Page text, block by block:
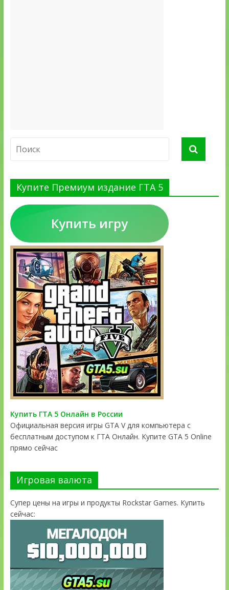
Купите Премиум издание ГТА 5
Купить игру
Купить ГТА 5 Онлайн в России
Официальная версия игры GTA V для компьютера с
бесплатным доступом к ГТА Онлайн. Купите GTA 5 Online
прямо сейчас
Игровая валюта
Супер цены на игры и продукты Rockstar Games. Купить
сейчас: